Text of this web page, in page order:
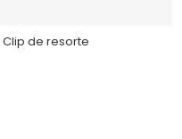
Clip de resorte